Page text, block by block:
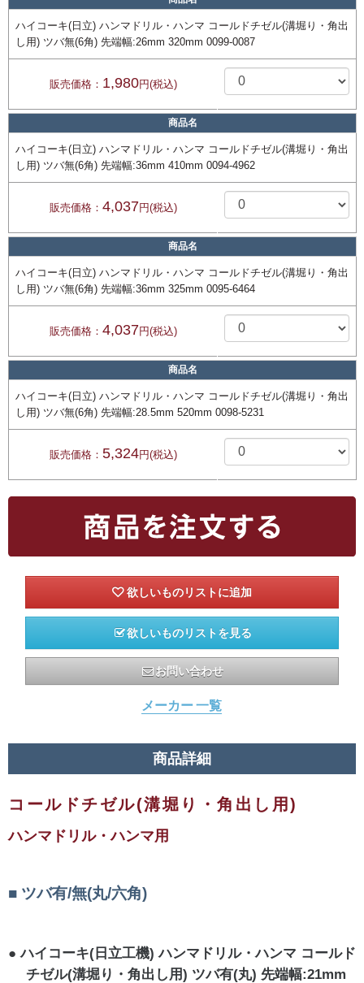
ハイコーキ(日立) ハンマドリル・ハンマ コールドチゼル(溝堀り・角出
し用) ツバ無(6角) 先端幅:26mm 320mm 0099-0087
販売価格： 1,980円(税込)
商品名
ハイコーキ(日立) ハンマドリル・ハンマ コールドチゼル(溝堀り・角出
し用) ツバ無(6角) 先端幅:36mm 410mm 0094-4962
販売価格： 4,037円(税込)
商品名
ハイコーキ(日立) ハンマドリル・ハンマ コールドチゼル(溝堀り・角出
し用) ツバ無(6角) 先端幅:36mm 325mm 0095-6464
販売価格： 4,037円(税込)
商品名
ハイコーキ(日立) ハンマドリル・ハンマ コールドチゼル(溝堀り・角出
し用) ツバ無(6角) 先端幅:28.5mm 520mm 0098-5231
販売価格： 5,324円(税込)
欲しいものリストを見る
お問い合わせ
メーカー 一覧
商品詳細
コールドチゼル(溝堀り・角出し用)
ハンマドリル・ハンマ用
ツバ有/無(丸/六角)
ハイコーキ(日立工機) ハンマドリル・ハンマ コールド
チゼル(溝堀り・角出し用) ツバ有(丸) 先端幅:21mm